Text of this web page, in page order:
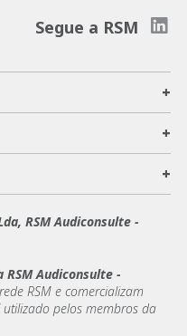
Segue a RSM
+
+
+
RSM Audiconsulte -
RSM Audiconsulte -
RSM e comercializam
utilizado pelos membros da